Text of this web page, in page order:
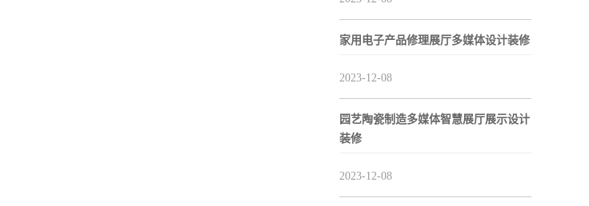
家用电子产品修理展厅多媒体设计装修
2023-12-08
园艺陶瓷制造多媒体智慧展厅展示设计
装修
2023-12-08